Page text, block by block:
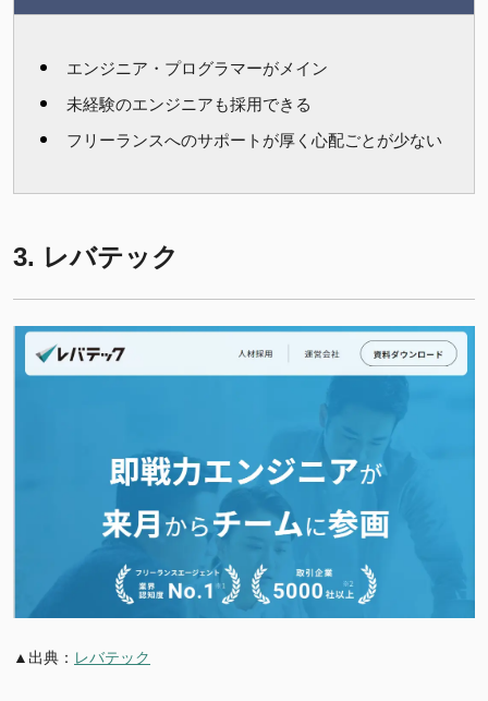
エンジニア・プログラマーがメイン
未経験のエンジニアも採用できる
フリーランスへのサポートが厚く心配ごとが少ない
3. レバテック
▲出典： レバテック